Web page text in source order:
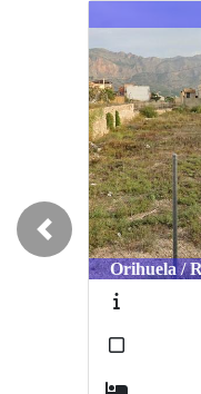
Orihuela /
Previous